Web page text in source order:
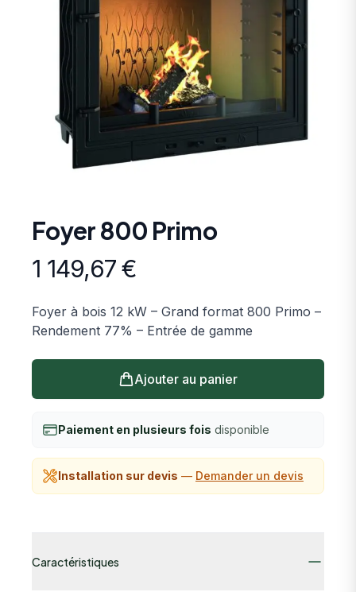
Foyer 800 Primo
Informations produit
1 149,67€
Description
Foyer à bois 12 kW – Grand format 800 Primo –
Rendement 77% – Entrée de gamme
Ajouter au panier
Paiement en plusieurs fois disponible
Installation sur devis — Demander un devis
Caractéristiques